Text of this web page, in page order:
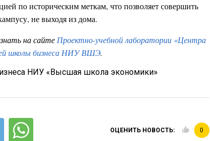
по историческим меткам, что позволяет совершить
не выходя из дома.
на сайте Проектно-учебной лаборатории «Центра
школы бизнеса НИУ ВШЭ.
НИУ «Высшая школа экономики»
ОЦЕНИТЬ НОВОСТЬ: 0